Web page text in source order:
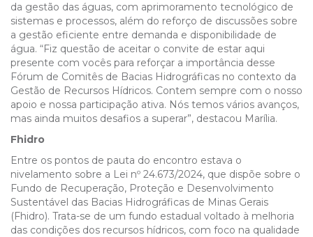
da gestão das águas, com aprimoramento tecnológico de
sistemas e processos, além do reforço de discussões sobre
a gestão eficiente entre demanda e disponibilidade de
água. “Fiz questão de aceitar o convite de estar aqui
presente com vocês para reforçar a importância desse
Fórum de Comitês de Bacias Hidrográficas no contexto da
Gestão de Recursos Hídricos. Contem sempre com o nosso
apoio e nossa participação ativa. Nós temos vários avanços,
mas ainda muitos desafios a superar”, destacou Marília.
Fhidro
Entre os pontos de pauta do encontro estava o
nivelamento sobre a Lei nº 24.673/2024, que dispõe sobre o
Fundo de Recuperação, Proteção e Desenvolvimento
Sustentável das Bacias Hidrográficas de Minas Gerais
(Fhidro). Trata-se de um fundo estadual voltado à melhoria
das condições dos recursos hídricos, com foco na qualidade